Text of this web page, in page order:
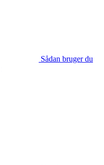
Sådan bruger du